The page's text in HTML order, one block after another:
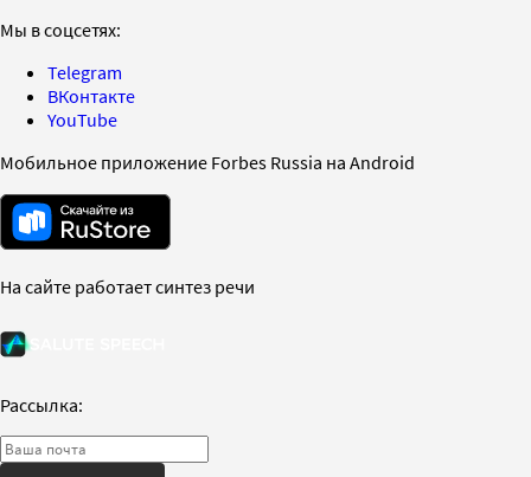
Мы в соцсетях:
Telegram
ВКонтакте
YouTube
Мобильное приложение Forbes Russia на Android
На сайте работает синтез речи
Рассылка: